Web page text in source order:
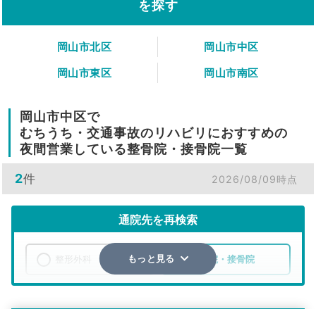
を探す
岡山市北区
岡山市中区
岡山市東区
岡山市南区
岡山市中区で
むちうち・交通事故のリハビリにおすすめの
夜間営業している整骨院・接骨院一覧
2件 2026/08/09時点
通院先を再検索
整骨院・接骨院
もっと見る